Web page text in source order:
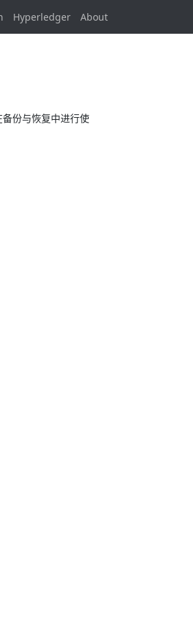
Hyperledger About
份与恢复中进行使